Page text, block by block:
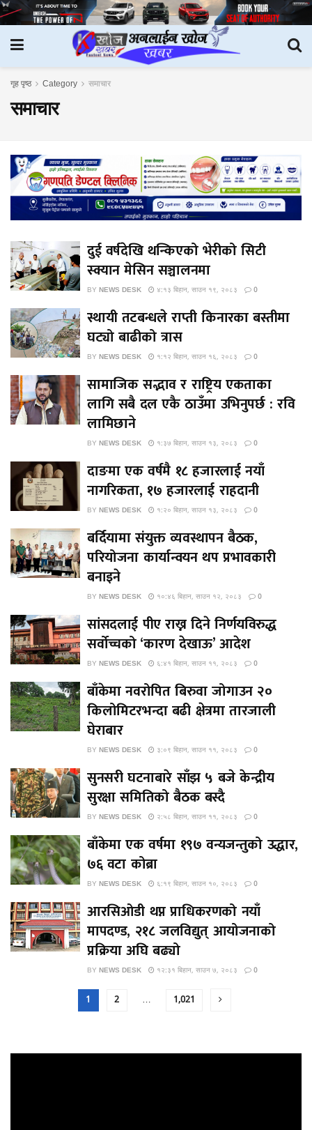
गृह पृष्ठ Category समाचार
समाचार
दुई वर्षदेखि थन्किएको भेरीको सिटी
स्क्यान मेसिन सञ्चालनमा
BY NEWS DESK ४:१३ बिहान, साउन १९, २०८३ 0
स्थायी तटबन्धले राप्ती किनारका बस्तीमा
घट्यो बाढीको त्रास
BY NEWS DESK १:१२ बिहान, साउन १६, २०८३ 0
सामाजिक सद्भाव र राष्ट्रिय एकताका
लागि सबै दल एकै ठाउँमा उभिनुपर्छ : रवि
लामिछाने
BY NEWS DESK १:३७ बिहान, साउन १३, २०८३ 0
दाङमा एक वर्षमै १८ हजारलाई नयाँ
नागरिकता, १७ हजारलाई राहदानी
BY NEWS DESK १:२० बिहान, साउन १३, २०८३ 0
बर्दियामा संयुक्त व्यवस्थापन बैठक,
परियोजना कार्यान्वयन थप प्रभावकारी
बनाइने
BY NEWS DESK १०:४६ बिहान, साउन १२, २०८३ 0
सांसदलाई पीए राख्न दिने निर्णयविरुद्ध
सर्वोच्चको ‘कारण देखाऊ’ आदेश
BY NEWS DESK ६:४१ बिहान, साउन ११, २०८३ 0
बाँकेमा नवरोपित बिरुवा जोगाउन २०
किलोमिटरभन्दा बढी क्षेत्रमा तारजाली
घेराबार
BY NEWS DESK ३:०९ बिहान, साउन ११, २०८३ 0
सुनसरी घटनाबारे साँझ ५ बजे केन्द्रीय
सुरक्षा समितिको बैठक बस्दै
BY NEWS DESK २:५८ बिहान, साउन ११, २०८३ 0
बाँकेमा एक वर्षमा १९७ वन्यजन्तुको उद्धार,
७६ वटा कोब्रा
BY NEWS DESK ६:१९ बिहान, साउन १०, २०८३ 0
आरसिओडी थप्न प्राधिकरणको नयाँ
मापदण्ड, २१८ जलविद्युत् आयोजनाको
प्रक्रिया अघि बढ्यो
BY NEWS DESK १२:३१ बिहान, साउन ७, २०८३ 0
1 2 … 1,021